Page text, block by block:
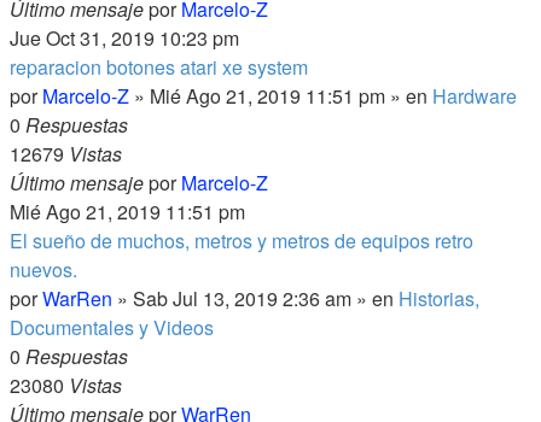
Último mensajeporMarcelo-Z
Jue Oct 31, 2019 10:23 pm
reparacion botones atari xe system
porMarcelo-Z » Mié Ago 21, 2019 11:51 pm » en Hardware
0 Respuestas
12679 Vistas
Último mensajeporMarcelo-Z
Mié Ago 21, 2019 11:51 pm
El sueño de muchos, metros y metros de equipos retro
nuevos.
porWarRen » Sab Jul 13, 2019 2:36 am » en Historias,
Documentales y Videos
0 Respuestas
23080 Vistas
Último mensajeporWarRen